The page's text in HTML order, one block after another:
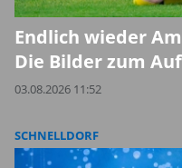
Endlich wieder
Die Bilder zum
03.08.2026 11:52
SCHNELLDORF